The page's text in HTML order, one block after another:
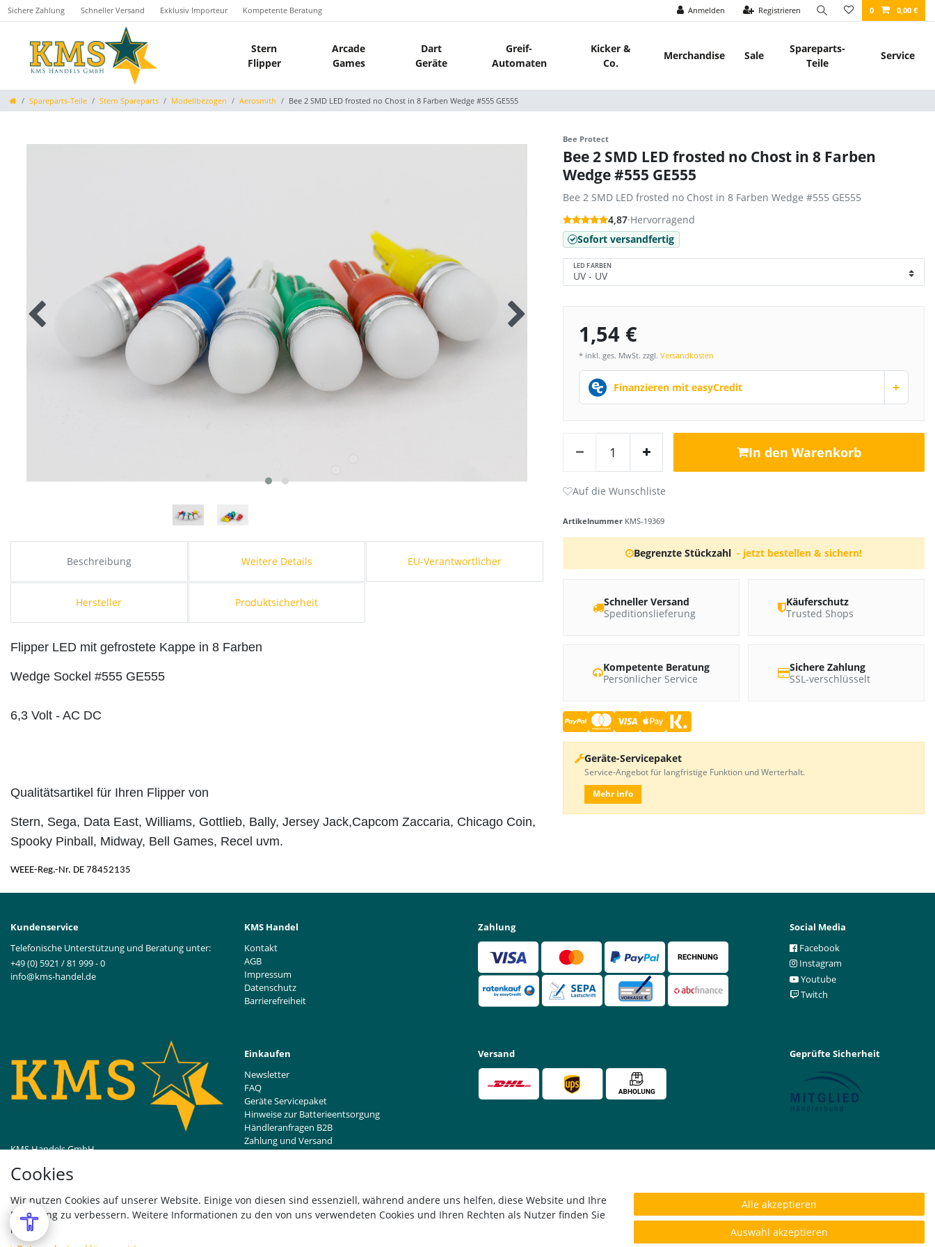
Cookies
Wir nutzen Cookies auf unserer Website. Einige von diesen sind essenziell, während andere uns helfen, diese Website und Ihre
Erfahrung zu verbessern. Weitere Informationen zu den von uns verwendeten Cookies und Ihren Rechten als Nutzer finden Sie
hier:
Alle akzeptieren
Auswahl akzeptieren
Sichere Zahlung Schneller Versand Exklusiv Importeur Kompetente Beratung Anmelden Registrieren 0 0,00 €
Stern
Flipper
Arcade
Games
Dart
Geräte
Greif-
Automaten
Kicker &
Co.
Merchandise Sale
Spareparts-
Teile
Service
Spareparts-Teile Stern Spareparts Modellbezogen Aerosmith Bee 2 SMD LED frosted no Chost in 8 Farben Wedge #555 GE555
Beschreibung Weitere Details EU-Verantwortlicher
Hersteller Produktsicherheit
Flipper LED mit gefrostete Kappe in 8 Farben
Wedge Sockel #555 GE555
6,3 Volt - AC DC
Qualitätsartikel für Ihren Flipper von
Stern, Sega, Data East, Williams, Gottlieb, Bally, Jersey Jack,Capcom Zaccaria, Chicago Coin,
Spooky Pinball, Midway, Bell Games, Recel uvm.
WEEE-Reg.-Nr. DE 78452135
Bee Protect
Bee 2 SMD LED frosted no Chost in 8 Farben
Wedge #555 GE555
Bee 2 SMD LED frosted no Chost in 8 Farben Wedge #555 GE555
4,87·Hervorragend
Sofort versandfertig
LED FARBEN
1,54 €
* inkl. ges. MwSt. zzgl.Versandkosten
Finanzieren mit easyCredit +
In den Warenkorb
Artikelnummer KMS-19369
Begrenzte Stückzahl - jetzt bestellen & sichern!
Schneller Versand
Speditionslieferung
Käuferschutz
Trusted Shops
Kompetente Beratung
Persönlicher Service
Sichere Zahlung
SSL-verschlüsselt
Geräte-Servicepaket
Service-Angebot für langfristige Funktion und Werterhalt.
Mehr Info
Kundenservice
Telefonische Unterstützung und Beratung unter:
+49 (0) 5921 / 81 999 - 0
info@kms-handel.de
KMS Handel
Kontakt
AGB
Impressum
Datenschutz
Barrierefreiheit
Zahlung
Social Media
Facebook
Instagram
Youtube
Twitch
KMS Handels GmbH
48529 Nordhorn, DE
Einkaufen
Newsletter
FAQ
Geräte Servicepaket
Hinweise zur Batterieentsorgung
Händleranfragen B2B
Zahlung und Versand
Widerrufsrecht
Versand Geprüfte Sicherheit